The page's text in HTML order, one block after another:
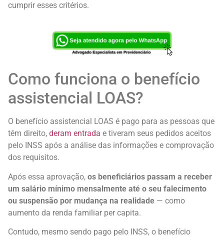
cumprir esses critérios.
Como funciona o benefício
assistencial LOAS?
O benefício assistencial LOAS é pago para as pessoas que
têm direito, deram entrada e tiveram seus pedidos aceitos
pelo INSS após a análise das informações e comprovação
dos requisitos.
Após essa aprovação, os beneficiários passam a receber
um salário mínimo mensalmente até o seu falecimento
ou suspensão por mudança na realidade — como
aumento da renda familiar per capita.
Contudo, mesmo sendo pago pelo INSS, o benefício